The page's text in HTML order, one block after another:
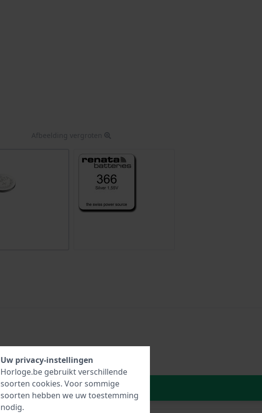
Afbeelding vergroten
In Winkelwagen
Uw privacy-instellingen
Horloge.be gebruikt verschillende
soorten cookies. Voor sommige
soorten hebben we uw toestemming
nodig.